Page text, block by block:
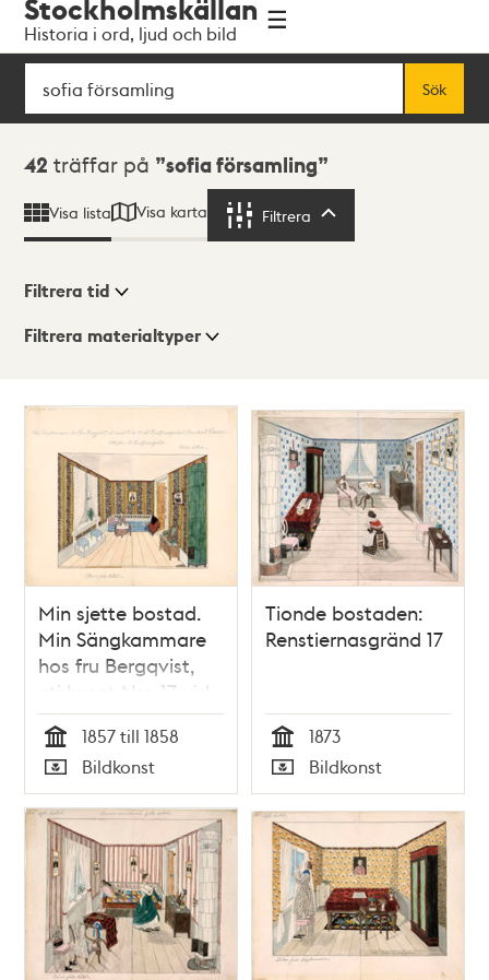
navigationen
huvudinnehållet
Stockholmskällan
Historia i ord, ljud och bild
Sök
Sök
Sökresultat
42 träffar på sofia församling
Visa lista Visa karta Filtrera
Visningsläge
ListaKarta
Filtrera tid
Filtrera materialtyper
träffar
Min sjette bostad.
Min Sängkammare
hos fru Bergqvist,
uti huset Nro 17 vid
Renstiernasgränd,
Qvarteret Kransen.
Utsigten åt
Renstjernasgränd.
Nedra botten.
Tid
1857 till 1858
Typ
Bildkonst
Tionde bostaden:
Renstiernasgränd 17
Tid
1873
Typ
Bildkonst